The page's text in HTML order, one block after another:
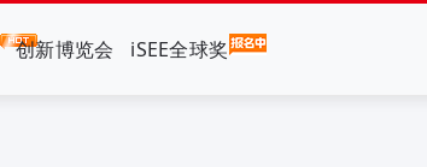
创新博览会 iSEE全球奖